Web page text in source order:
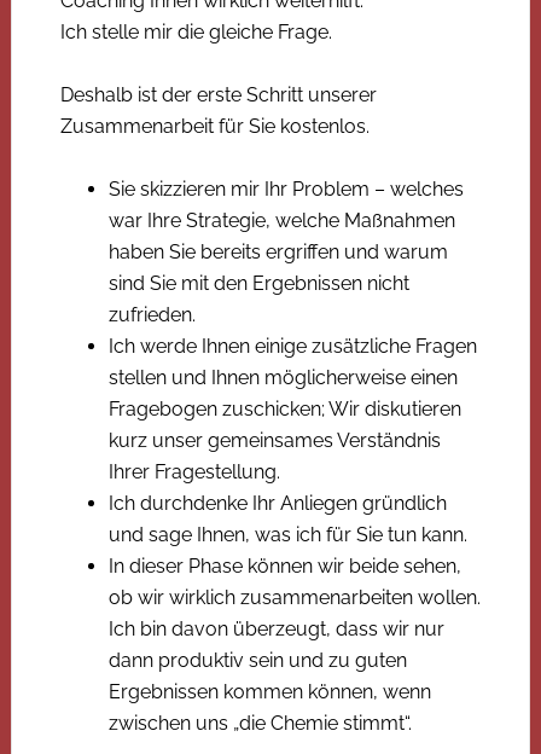
Ich stelle mir die gleiche Frage.
Deshalb ist der erste Schritt unserer
Zusammenarbeit für Sie kostenlos.
Sie skizzieren mir Ihr Problem – welches
war Ihre Strategie, welche Maßnahmen
haben Sie bereits ergriffen und warum
sind Sie mit den Ergebnissen nicht
zufrieden.
Ich werde Ihnen einige zusätzliche Fragen
stellen und Ihnen möglicherweise einen
Fragebogen zuschicken; Wir diskutieren
kurz unser gemeinsames Verständnis
Ihrer Fragestellung.
Ich durchdenke Ihr Anliegen gründlich
und sage Ihnen, was ich für Sie tun kann.
In dieser Phase können wir beide sehen,
ob wir wirklich zusammenarbeiten wollen.
Ich bin davon überzeugt, dass wir nur
dann produktiv sein und zu guten
Ergebnissen kommen können, wenn
zwischen uns „die Chemie stimmt“.